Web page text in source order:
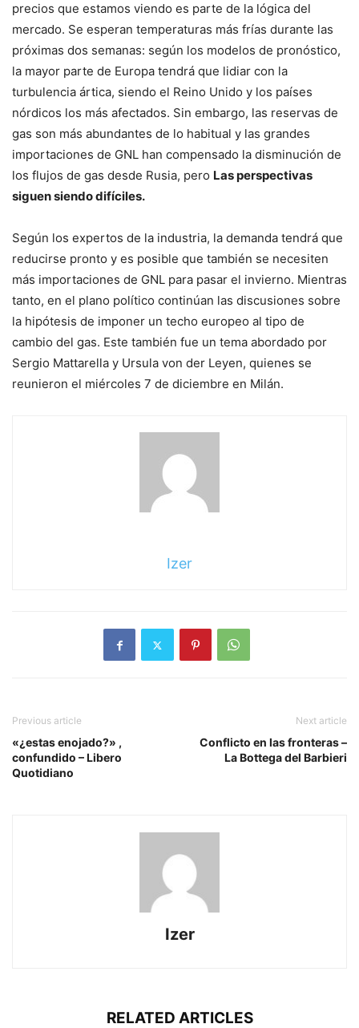
precios que estamos viendo es parte de la lógica del
mercado. Se esperan temperaturas más frías durante las
próximas dos semanas: según los modelos de pronóstico,
la mayor parte de Europa tendrá que lidiar con la
turbulencia ártica, siendo el Reino Unido y los países
nórdicos los más afectados. Sin embargo, las reservas de
gas son más abundantes de lo habitual y las grandes
importaciones de GNL han compensado la disminución de
los flujos de gas desde Rusia, pero Las perspectivas
siguen siendo difíciles.
Según los expertos de la industria, la demanda tendrá que
reducirse pronto y es posible que también se necesiten
más importaciones de GNL para pasar el invierno. Mientras
tanto, en el plano político continúan las discusiones sobre
la hipótesis de imponer un techo europeo al tipo de
cambio del gas. Este también fue un tema abordado por
Sergio Mattarella y Ursula von der Leyen, quienes se
reunieron el miércoles 7 de diciembre en Milán.
Izer
Previous article
«¿estas enojado?» ,
confundido – Libero
Quotidiano
Next article
Conflicto en las fronteras –
La Bottega del Barbieri
Izer
RELATED ARTICLES